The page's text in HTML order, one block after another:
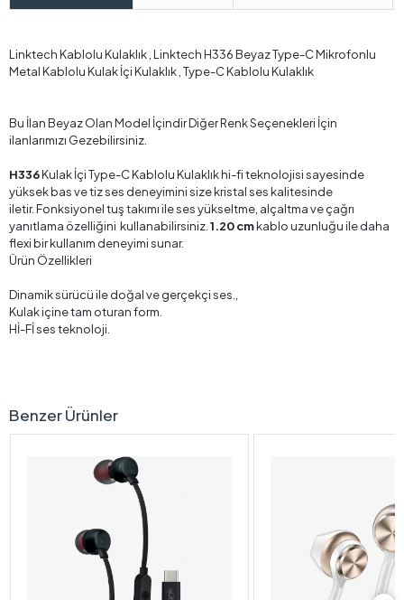
Linktech Kablolu Kulaklık , Linktech H336 Beyaz Type-C Mikrofonlu
Metal Kablolu Kulak İçi Kulaklık , Type-C Kablolu Kulaklık
Bu İlan Beyaz Olan Model İçindir Diğer Renk Seçenekleri İçin
ilanlarımızı Gezebilirsiniz.
H336Kulak İçi Type-C Kablolu Kulaklık hi-fi teknolojisi sayesinde
yüksek bas ve tiz ses deneyimini size kristal ses kalitesinde
iletir. Fonksiyonel tuş takımı ile ses yükseltme, alçaltma ve çağrı
yanıtlama özelliğini kullanabilirsiniz. 1.20 cmkablo uzunluğu ile daha
flexi bir kullanım deneyimi sunar.
Ürün Özellikleri
Dinamik sürücü ile doğal ve gerçekçi ses.,
Kulak içine tam oturan form.
Hİ-Fİ ses teknoloji.
Benzer Ürünler